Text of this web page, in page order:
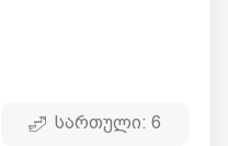
სართული: 6